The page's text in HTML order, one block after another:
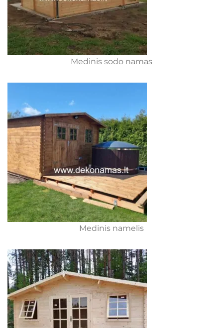
Medinis sodo namas
Medinis namelis